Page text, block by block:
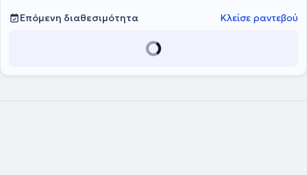
Ninewells Hospital της Μεγάλης Βρετανίας. Διαθέτει μεταπτυχιακό
τίτλο σπουδών (MPH) στη Δημόσια Υγεία από το University of
Είναι οργανωτής του Σεμιναρίου Καταδυτικής & Υπερβαρικής
Επόμενη διαθεσιμότητα Κλείσε ραντεβού